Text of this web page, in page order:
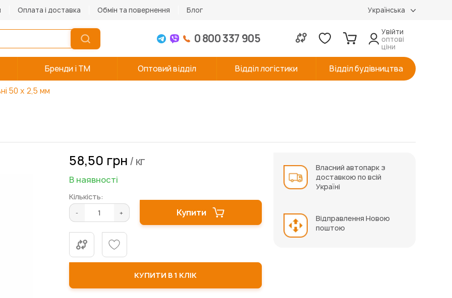
Оплата і доставка Обмін та повернення Блог Українська
0 800 337 905
Увійти
оптові
ціни
Бренди і TM Оптовий відділ Відділ логістики Відділ будівництва
50 х 2,5 мм
58,50 грн / кг
В наявності
Кількість:
Купити
КУПИТИ В 1 КЛІК
Власний автопарк з
доставкою по всій
Україні
Відправлення Новою
поштою